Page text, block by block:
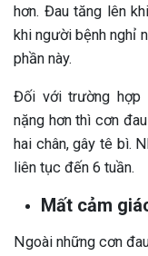
hơn. Đau tăng lên
khi người bệnh nghỉ
phần này.
Đối với trường hợp
nặng hơn thì cơn
hai chân, gây tê bì.
liên tục đến 6 tuần.
Mất cảm
Ngoài những cơn